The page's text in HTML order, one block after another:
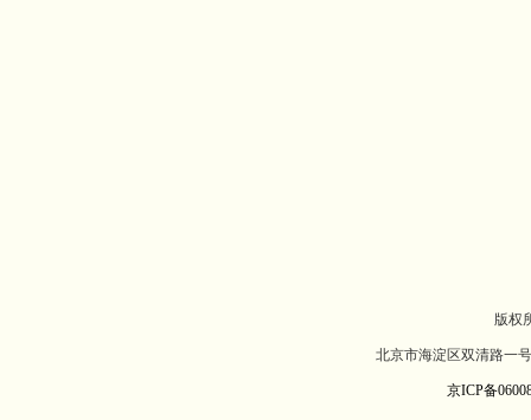
版权
北京市海淀区双清路一
京ICP备